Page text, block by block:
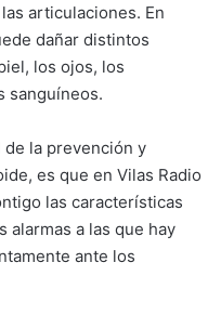
articulaciones. En
dañar distintos
los ojos, los
sanguíneos.
de la prevención y
es que en Vilas Radio
las características
alarmas a las que hay
ante los